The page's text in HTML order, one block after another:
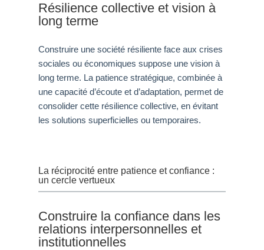
Résilience collective et vision à
long terme
Construire une société résiliente face aux crises
sociales ou économiques suppose une vision à
long terme. La patience stratégique, combinée à
une capacité d’écoute et d’adaptation, permet de
consolider cette résilience collective, en évitant
les solutions superficielles ou temporaires.
La réciprocité entre patience et confiance :
un cercle vertueux
Construire la confiance dans les
relations interpersonnelles et
institutionnelles